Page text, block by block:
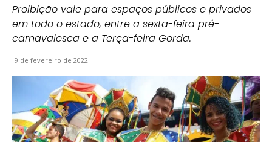
Proibição vale para espaços públicos e privados
em todo o estado, entre a sexta-feira pré-
carnavalesca e a Terça-feira Gorda.
9 de fevereiro de 2022